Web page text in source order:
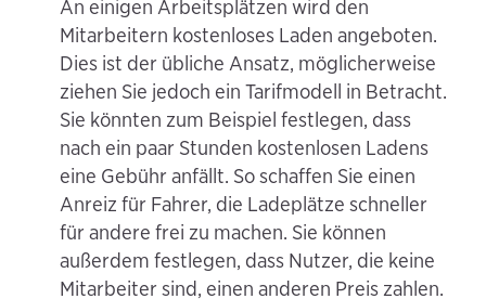
An einigen Arbeitsplätzen wird den
Mitarbeitern kostenloses Laden angeboten.
Dies ist der übliche Ansatz, möglicherweise
ziehen Sie jedoch ein Tarifmodell in Betracht.
Sie könnten zum Beispiel festlegen, dass
nach ein paar Stunden kostenlosen Ladens
eine Gebühr anfällt. So schaffen Sie einen
Anreiz für Fahrer, die Ladeplätze schneller
für andere frei zu machen. Sie können
außerdem festlegen, dass Nutzer, die keine
Mitarbeiter sind, einen anderen Preis zahlen.